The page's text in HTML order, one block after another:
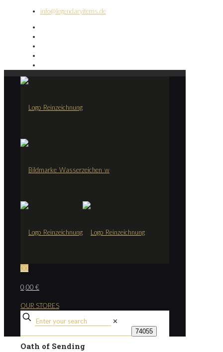
info@legendaryitems.de
00
0,00 €
OUR STORES
✕
Oath of Sending